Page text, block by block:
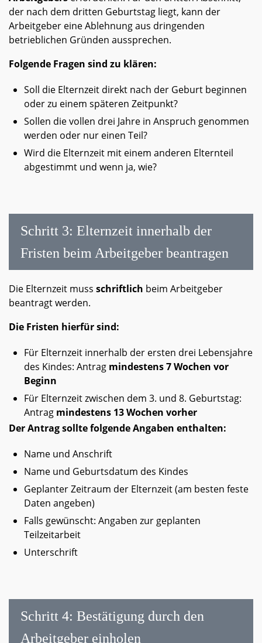
der nach dem dritten Geburtstag liegt, kann der
Arbeitgeber eine Ablehnung aus dringenden
betrieblichen Gründen aussprechen.
Folgende Fragen sind zu klären:
Soll die Elternzeit direkt nach der Geburt beginnen
oder zu einem späteren Zeitpunkt?
Sollen die vollen drei Jahre in Anspruch genommen
werden oder nur einen Teil?
Wird die Elternzeit mit einem anderen Elternteil
abgestimmt und wenn ja, wie?
Schritt 3: Elternzeit innerhalb der
Fristen beim Arbeitgeber beantragen
Die Elternzeit muss schriftlich beim Arbeitgeber
beantragt werden.
Die Fristen hierfür sind:
Für Elternzeit innerhalb der ersten drei Lebensjahre
des Kindes: Antrag mindestens 7 Wochen vor
Beginn
Für Elternzeit zwischen dem 3. und 8. Geburtstag:
Antrag mindestens 13 Wochen vorher
Der Antrag sollte folgende Angaben enthalten:
Name und Anschrift
Name und Geburtsdatum des Kindes
Geplanter Zeitraum der Elternzeit (am besten feste
Daten angeben)
Falls gewünscht: Angaben zur geplanten
Teilzeitarbeit
Unterschrift
Schritt 4: Bestätigung durch den
Arbeitgeber einholen